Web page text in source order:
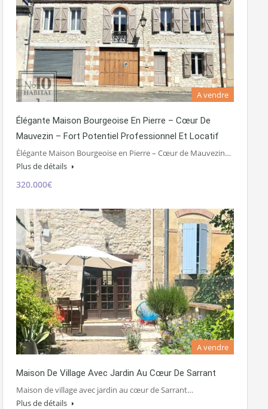
A vendre
Élégante Maison Bourgeoise En Pierre – Cœur De
Mauvezin – Fort Potentiel Professionnel Et Locatif
Élégante Maison Bourgeoise en Pierre – Cœur de Mauvezin…
Plus de détails
320.000€
A vendre
Maison De Village Avec Jardin Au Cœur De Sarrant
Maison de village avec jardin au cœur de Sarrant…
Plus de détails